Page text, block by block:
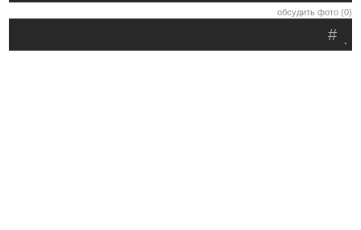
обсудить фото (0)
.
#